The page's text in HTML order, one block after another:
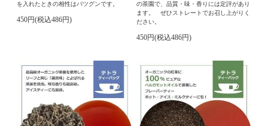
を入れたときの相性はバツグンです。
450円(税込486円)
の茶園で、品質・味・香りには定評があり
ます。 ぜひストレートでお召し上がりく
ださい。
450円(税込486円)